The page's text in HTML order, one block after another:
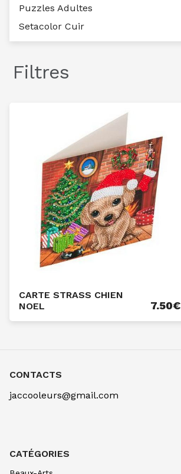
Puzzles Adultes
Setacolor Cuir
Filtres
CARTE STRASS CHIEN
NOEL
7.50€
CONTACTS
jaccooleurs@gmail.com
CATÉGORIES